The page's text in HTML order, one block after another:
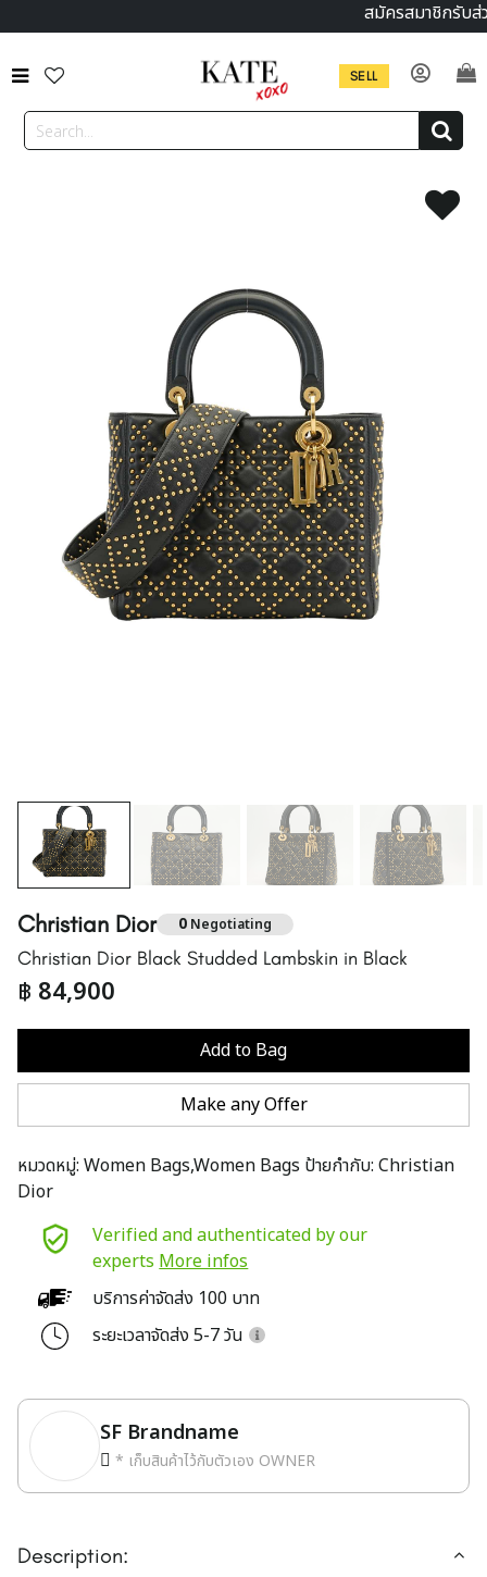
สมัครสมาชิกรับส่
SELL
Christian Dior 0 Negotiating
Christian Dior Black Studded Lambskin in Black
฿ 84,900
Add to Bag
Make any Offer
หมวดหมู่: Women Bags,Women Bags ป้ายกำกับ: Christian
Dior
Verified and authenticated by our
experts More infos
บริการค่าจัดส่ง 100 บาท
ระยะเวลาจัดส่ง 5-7 วัน
SF Brandname
* เก็บสินค้าไว้กับตัวเอง OWNER
Description: